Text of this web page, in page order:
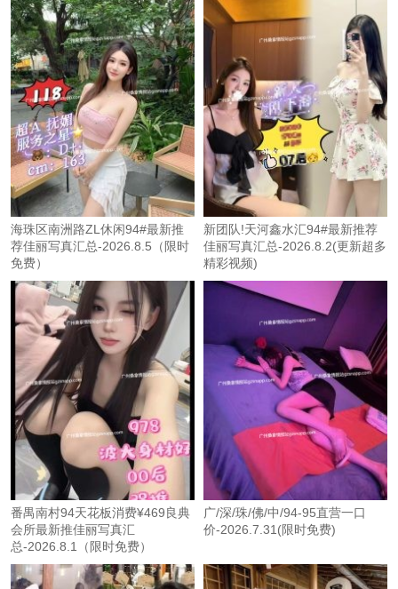
海珠区南洲路ZL休闲94#最新推
荐佳丽写真汇总-2026.8.5（限时
免费）
新团队!天河鑫水汇94#最新推荐
佳丽写真汇总-2026.8.2(更新超多
精彩视频)
番禺南村94天花板消费¥469良典
会所最新推佳丽写真汇
总-2026.8.1（限时免费）
广/深/珠/佛/中/94-95直营一口
价-2026.7.31(限时免费)